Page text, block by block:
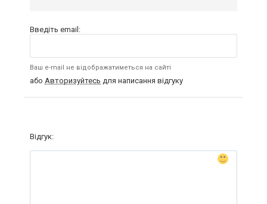
Введіть email:
Ваш e-mail не відображатиметься на сайті
або Авторизуйтесь для написання відгуку
Відгук: